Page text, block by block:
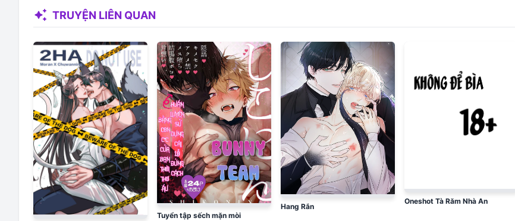
auto_awesome TRUYỆN LIÊN QUAN
Tuyển tập sếch mặn mòi
Hang Rắn
Oneshot Tà Răm Nhà An